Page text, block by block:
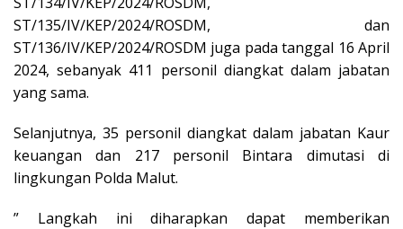
ST/135/IV/KEP/2024/ROSDM, dan
ST/136/IV/KEP/2024/ROSDM juga pada tanggal 16 April
2024, sebanyak 411 personil diangkat dalam jabatan
yang sama.
Selanjutnya, 35 personil diangkat dalam jabatan Kaur
keuangan dan 217 personil Bintara dimutasi di
lingkungan Polda Malut.
” Langkah ini diharapkan dapat memberikan